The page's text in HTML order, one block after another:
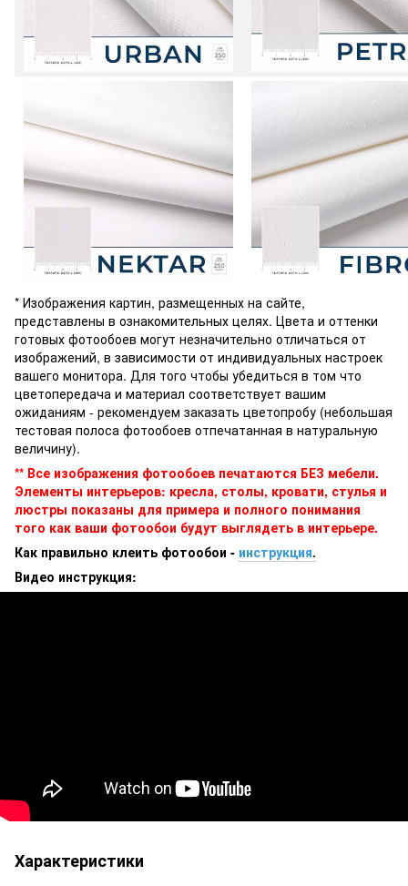
* Изображения картин, размещенных на сайте,
представлены в ознакомительных целях. Цвета и оттенки
готовых фотообоев могут незначительно отличаться от
изображений, в зависимости от индивидуальных настроек
вашего монитора. Для того чтобы убедиться в том что
цветопередача и материал соответствует вашим
ожиданиям - рекомендуем заказать цветопробу (небольшая
тестовая полоса фотообоев отпечатанная в натуральную
величину).
** Все изображения фотообоев печатаются БЕЗ мебели.
Элементы интерьеров: кресла, столы, кровати, стулья и
люстры показаны для примера и полного понимания
того как ваши фотообои будут выглядеть в интерьере.
Как правильно клеить фотообои - инструкция.
Видео инструкция:
Характеристики